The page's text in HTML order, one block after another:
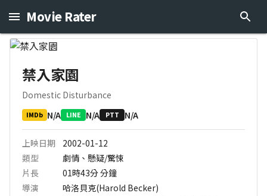
Movie Rater
禁入家園
Domestic Disturbance
IMDb N/A LINE N/A PTT N/A
上映日期
2002-01-12
類型
劇情、懸疑/驚悚
片長
01時43分分鐘
導演
哈洛貝克(Harold Becker)